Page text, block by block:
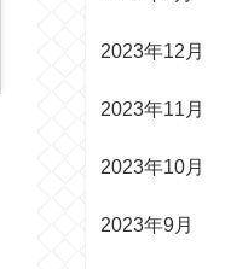
2023年12月
2023年11月
2023年10月
2023年9月